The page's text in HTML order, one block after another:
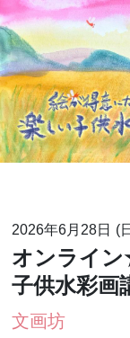
2026年6月28日 (
オンライ
子供水彩画
文画坊